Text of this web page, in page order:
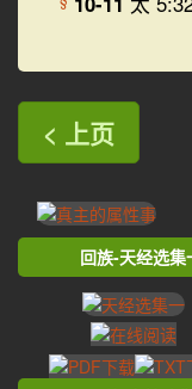
< 上页
回族-天经选集